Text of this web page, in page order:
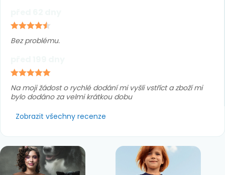
Bez problému.
Na moji žádost o rychlé dodání mi vyšli vstříct a zboží mi
bylo dodáno za velmi krátkou dobu
Zobrazit všechny recenze